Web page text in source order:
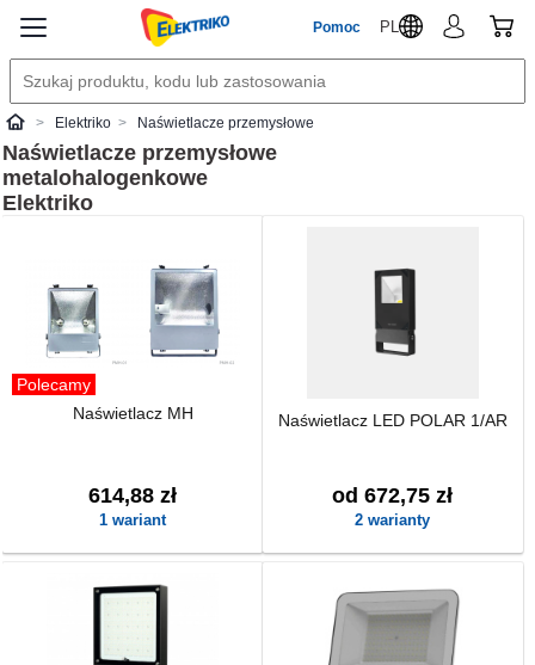
Pomoc PL
ElektrikoElektriko Naświetlacze przemysłowe
Naświetlacze przemysłowe
metalohalogenkowe
Elektriko
Polecamy
Naświetlacz MH
614,88 zł
1 wariant
Naświetlacz LED POLAR 1/AR
od 672,75 zł
2 warianty